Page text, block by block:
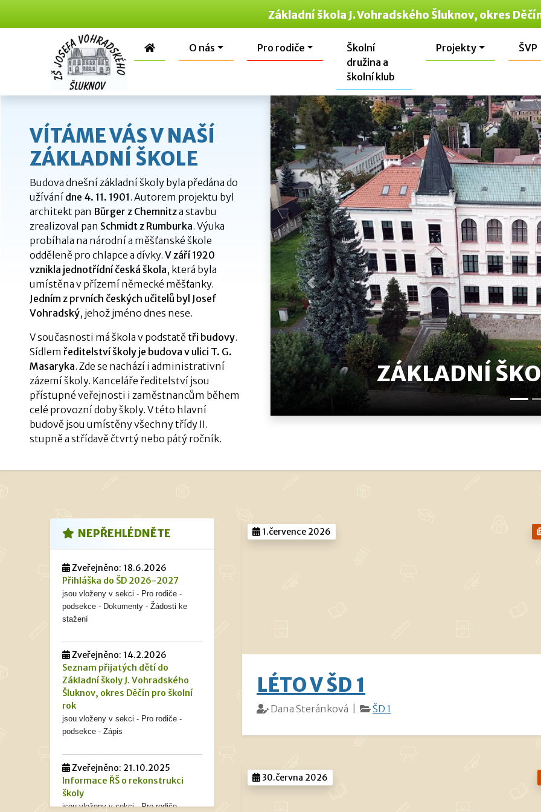
Základní škola J. Vohradského Šluknov, okres
O nás Pro rodiče
Školní
družina a
školní klub
Projekty ŠVP
VÍTÁME VÁS V NAŠÍ
ZÁKLADNÍ ŠKOLE
Budova dnešní základní školy byla předána do
užívání dne 4. 11. 1901. Autorem projektu byl
architekt pan Bürger z Chemnitza stavbu
zrealizoval pan Schmidt z Rumburka. Výuka
probíhala na národní a měšťanské škole
odděleně pro chlapce a dívky. V září 1920
vznikla jednotřídní česká škola, která byla
umístěna v přízemí německé měšťanky.
Jedním z prvních českých učitelů byl Josef
Vohradský, jehož jméno dnes nese.
V současnosti má škola v podstatě tři budovy.
Sídlem ředitelství školy je budova v ulici T. G.
Masaryka. Zde se nachází i administrativní
zázemí školy. Kanceláře ředitelství jsou
přístupné veřejnosti i zaměstnancům během
celé provozní doby školy. V této hlavní
budově jsou umístěny všechny třídy II.
stupně a střídavě čtvrtý nebo pátý ročník.
ZÁKLADNÍ
.
Předchozí
1.července 2026
LÉTO V ŠD 1
Dana Steránková | ŠD 1
30.června 2026
NEPŘEHLÉDNĚTE
Zveřejněno: 18.6.2026
Přihláška do ŠD 2026-2027
jsou vloženy v sekci - Pro rodiče -
podsekce - Dokumenty - Žádosti ke
stažení
Zveřejněno: 14.2.2026
Seznam přijatých dětí do
Základní školy J. Vohradského
Šluknov, okres Děčín pro školní
rok
jsou vloženy v sekci - Pro rodiče -
podsekce - Zápis
Zveřejněno: 21.10.2025
Informace ŘŠ o rekonstrukci
školy
jsou vloženy v sekci - Pro rodiče -